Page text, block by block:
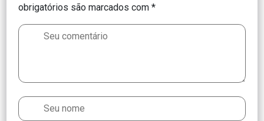
obrigatórios são marcados com*